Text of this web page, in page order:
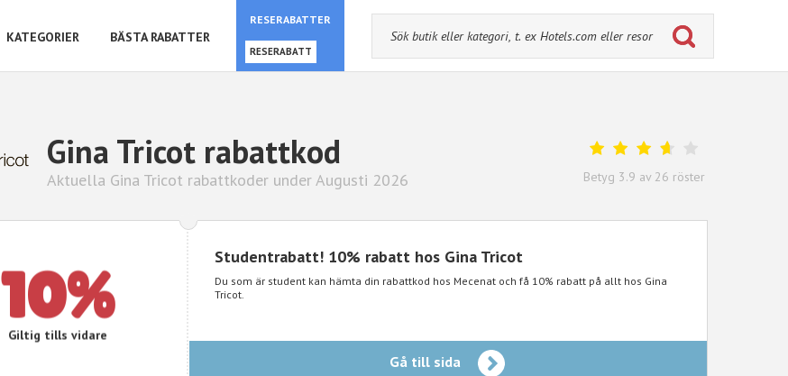
KATEGORIER BÄSTA RABATTER
RESERABATTER
RESERABATT
Betyg 3.9 av 26 röster
Gina Tricot rabattkod
Aktuella Gina Tricot rabattkoder under Augusti 2026
10%
Giltig tills vidare
Studentrabatt! 10% rabatt hos Gina Tricot
Du som är student kan hämta din rabattkod hos Mecenat och få 10% rabatt på allt hos Gina
Tricot.
Gå till sida